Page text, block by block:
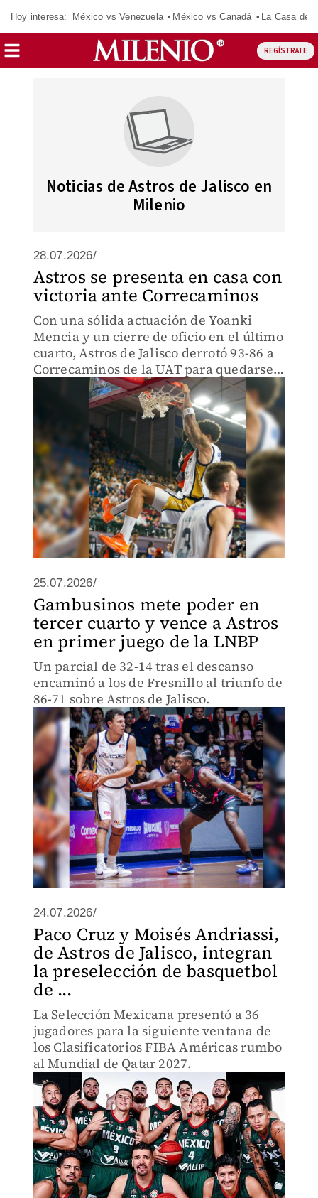
Hoy interesa: México vs Venezuela México vs Canadá La Casa de
REGÍSTRATE
Noticias de Astros de Jalisco en
Milenio
28.07.2026/
Astros se presenta en casa con
victoria ante Correcaminos
Con una sólida actuación de Yoanki
Mencia y un cierre de oficio en el último
cuarto, Astros de Jalisco derrotó 93-86 a
Correcaminos de la UAT para quedarse
con el primer duelo de la serie en la
Arena Astros.
25.07.2026/
Gambusinos mete poder en
tercer cuarto y vence a Astros
en primer juego de la LNBP
Un parcial de 32-14 tras el descanso
encaminó a los de Fresnillo al triunfo de
86-71 sobre Astros de Jalisco.
24.07.2026/
Paco Cruz y Moisés Andriassi,
de Astros de Jalisco, integran
la preselección de basquetbol
de ...
La Selección Mexicana presentó a 36
jugadores para la siguiente ventana de
los Clasificatorios FIBA Américas rumbo
al Mundial de Qatar 2027.